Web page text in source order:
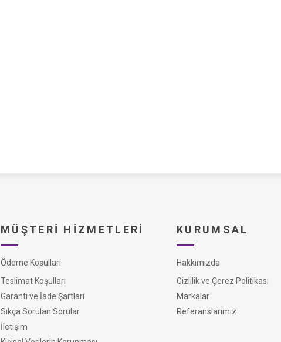
MÜŞTERI HIZMETLERI
Ödeme Koşulları
Teslimat Koşulları
Garanti ve İade Şartları
Sıkça Sorulan Sorular
İletişim
KURUMSAL
Hakkımızda
Gizlilik ve Çerez Politikası
Markalar
Referanslarımız